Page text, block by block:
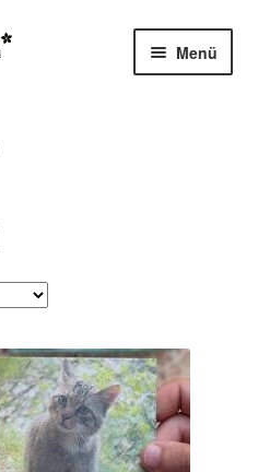
Menü